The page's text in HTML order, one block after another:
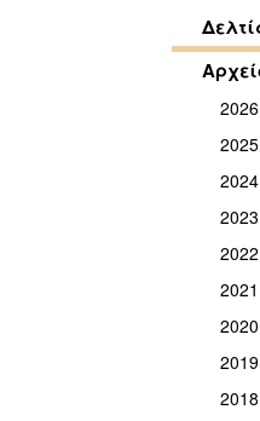
2026
2025
2024
2023
2022
2021
2020
2019
2018